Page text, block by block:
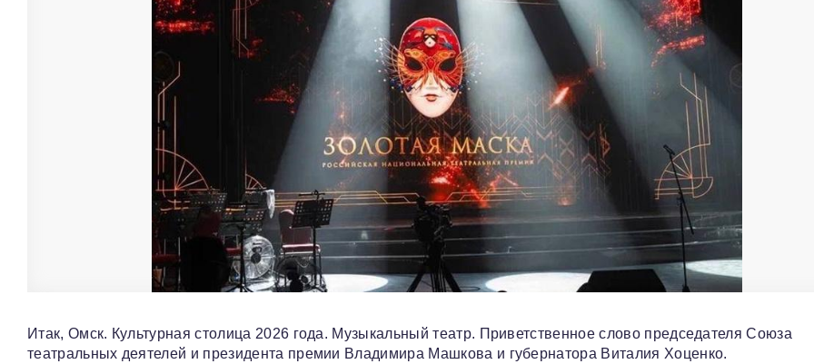
Итак, Омск. Культурная столица 2026 года. Музыкальный театр. Приветственное слово председателя Союза
театральных деятелей и президента премии Владимира Машкова и губернатора Виталия Хоценко.